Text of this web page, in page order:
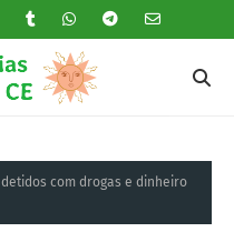
com drogas e dinheiro